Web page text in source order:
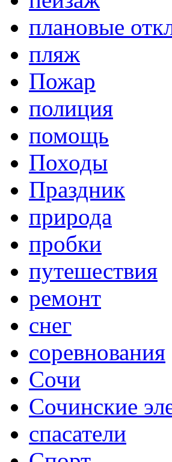
плановые
пляж
Пожар
полиция
помощь
Походы
Праздник
природа
пробки
путешествия
ремонт
снег
соревнования
Сочи
Сочинские
спасатели